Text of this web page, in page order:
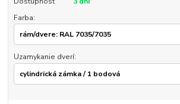
Farba:
Uzamykanie dverí: